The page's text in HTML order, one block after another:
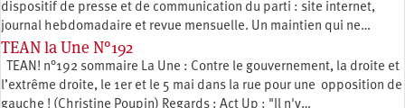
dispositif de presse et de communication du parti : site internet,
journal hebdomadaire et revue mensuelle. Un maintien qui ne…
TEAN la Une N°192
TEAN! n°192 sommaire La Une : Contre le gouvernement, la droite et
l’extrême droite, le 1er et le 5 mai dans la rue pour une opposition de
gauche ! (Christine Poupin) Regards : Act Up : "Il n'y…